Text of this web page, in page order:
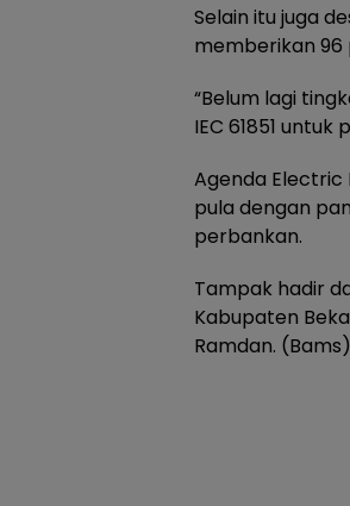
Selain itu juga
memberikan 96
“Belum lagi
IEC 61851
Agenda Electric
pula dengan
perbankan.
Tampak hadir
Kabupaten
Ramdan. (Bams)